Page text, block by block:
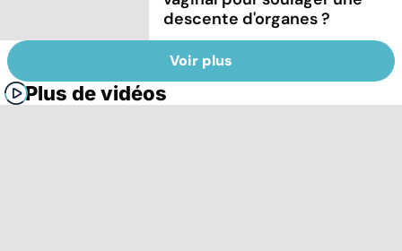
descente d'organes ?
Voir plus
Plus de vidéos